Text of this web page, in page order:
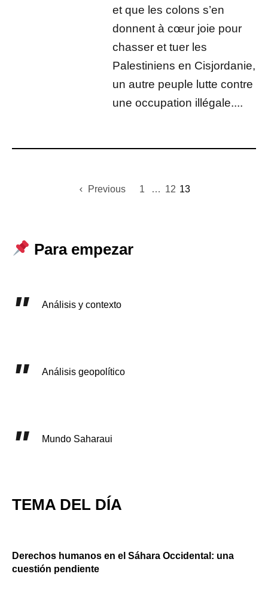
et que les colons s’en
donnent à cœur joie pour
chasser et tuer les
Palestiniens en Cisjordanie,
un autre peuple lutte contre
une occupation illégale....
Previous 1 … 12 13
Para empezar
Análisis y contexto
Análisis geopolítico
Mundo Saharaui
TEMA DEL DÍA
Derechos humanos en el Sáhara Occidental: una
cuestión pendiente